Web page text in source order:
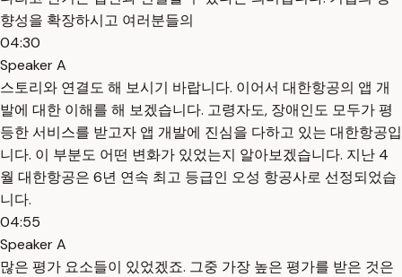
향성을 확장하시고 여러분들의
04:30
Speaker A
스토리와 연결도 해 보시기 바랍니다. 이어서 대한항공의 앱 개
발에 대한 이해를 해 보겠습니다. 고령자도, 장애인도 모두가 평
등한 서비스를 받고자 앱 개발에 진심을 다하고 있는 대한항공입
니다. 이 부분도 어떤 변화가 있었는지 알아보겠습니다. 지난 4
월 대한항공은 6년 연속 최고 등급인 오성 항공사로 선정되었습
니다.
04:55
Speaker A
많은 평가 요소들이 있었겠죠. 그중 가장 높은 평가를 받은 것은